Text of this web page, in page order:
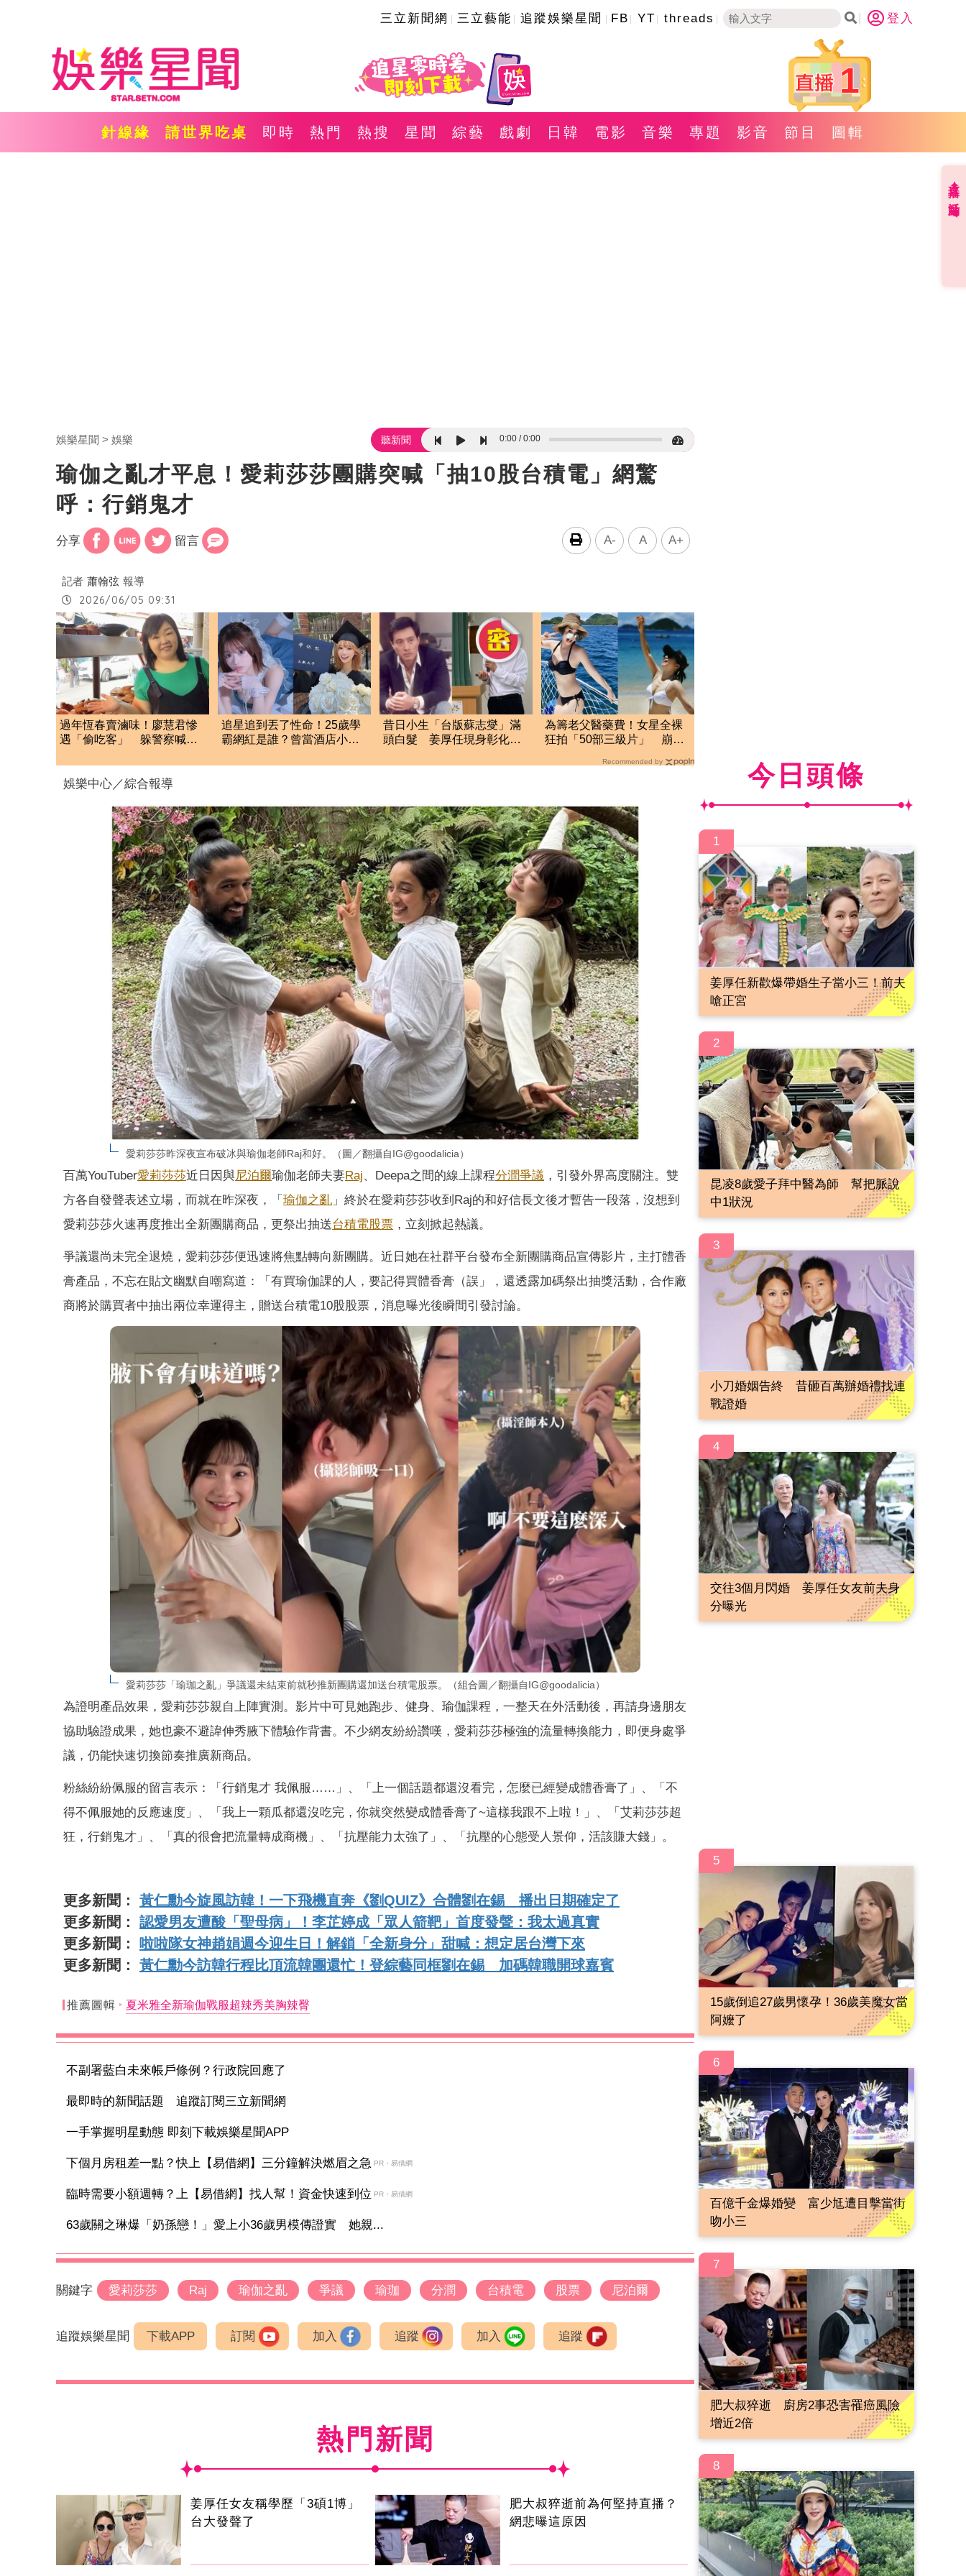
三立新聞網 三立藝能 追蹤娛樂星聞 FB YT threads 登入
1
針線緣 請世界吃桌 即時 熱門 熱搜 星聞 綜藝 戲劇 日韓 電影 音樂 專題 影音 節目 圖輯
娛樂星聞 娛樂 聽新聞 0:00 0:00
瑜伽之亂才平息！愛莉莎莎團購突喊「抽10股台積電」網驚
呼：行銷鬼才
分享 留言 A- A A+
記者 蕭翰弦 報導
2026/06/05 09:31
過年恆春賣滷味！廖慧君慘
遇「偷吃客」 躲警察喊快
追星追到丟了性命！25歲學
霸網紅是誰？曾當酒店小姐
昔日小生「台版蘇志燮」滿
頭白髮 姜厚任現身彰化地
為籌老父醫藥費！女星全裸
狂拍「50部三級片」 崩潰
Recommended by
娛樂中心／綜合報導
愛莉莎莎昨深夜宣布破冰與瑜伽老師Raj和好。（圖／翻攝自IG@goodalicia）
百萬YouTuber愛莉莎莎近日因與尼泊爾瑜伽老師夫妻Raj、Deepa之間的線上課程分潤爭議 ，引發外界高度關注。雙
方各自發聲表述立場，而就在昨深夜，「 瑜伽之亂 」終於在愛莉莎莎收到Raj的和好信長文後才暫告一段落，沒想到
愛莉莎莎火速再度推出全新團購商品，更祭出抽送台積電股票 ，立刻掀起熱議。
爭議還尚未完全退燒，愛莉莎莎便迅速將焦點轉向新團購。近日她在社群平台發布全新團購商品宣傳影片，主打體香
膏產品，不忘在貼文幽默自嘲寫道：「有買瑜伽課的人，要記得買體香膏（誤」，還透露加碼祭出抽獎活動，合作廠
商將於購買者中抽出兩位幸運得主，贈送台積電10股股票，消息曝光後瞬間引發討論。
愛莉莎莎「瑜珈之亂」爭議還未結束前就秒推新團購還加送台積電股票。（組合圖／翻攝自IG@goodalicia）
為證明產品效果，愛莉莎莎親自上陣實測。影片中可見她跑步、健身、瑜伽課程，一整天在外活動後，再請身邊朋友
協助驗證成果，她也豪不避諱伸秀腋下體驗作背書。不少網友紛紛讚嘆，愛莉莎莎極強的流量轉換能力，即便身處爭
議，仍能快速切換節奏推廣新商品。
粉絲紛紛佩服的留言表示：「行銷鬼才 我佩服……」、「上一個話題都還沒看完，怎麼已經變成體香膏了」、「不
得不佩服她的反應速度」、「我上一顆瓜都還沒吃完，你就突然變成體香膏了~這樣我跟不上啦！」、「艾莉莎莎超
狂，行銷鬼才」、「真的很會把流量轉成商機」、「抗壓能力太強了」、「抗壓的心態受人景仰，活該賺大錢」。
更多新聞： 黃仁勳今旋風訪韓！一下飛機直奔《劉QUIZ》合體劉在錫 播出日期確定了
更多新聞： 認愛男友遭酸「聖母病」！李芷婷成「眾人箭靶」首度發聲：我太過真實
更多新聞： 啦啦隊女神趙娟週今迎生日！解鎖「全新身分」甜喊：想定居台灣下來
更多新聞： 黃仁勳今訪韓行程比頂流韓團還忙！登綜藝同框劉在錫 加碼韓職開球嘉賓
推薦圖輯 夏米雅全新瑜伽戰服超辣秀美胸辣臀
不副署藍白未來帳戶條例？行政院回應了
最即時的新聞話題 追蹤訂閱三立新聞網
一手掌握明星動態 即刻下載娛樂星聞APP
下個月房租差一點？快上【易借網】三分鐘解決燃眉之急 PR・易借網
臨時需要小額週轉？上【易借網】找人幫！資金快速到位 PR・易借網
63歲關之琳爆「奶孫戀！」愛上小36歲男模傳證實 她親...
關鍵字 愛莉莎莎 Raj 瑜伽之亂 爭議 瑜珈 分潤 台積電 股票 尼泊爾
追蹤娛樂星聞 下載APP 訂閱 加入 追蹤 加入 追蹤
熱門新聞
姜厚任女友稱學歷「3碩1博」
台大發聲了
肥大叔猝逝前為何堅持直播？
網悲曝這原因
今日頭條
1
姜厚任新歡爆帶婚生子當小三！前夫
嗆正宮
2
昆凌8歲愛子拜中醫為師 幫把脈說
中1狀況
3
小刀婚姻告終 昔砸百萬辦婚禮找連
戰證婚
4
交往3個月閃婚 姜厚任女友前夫身
分曝光
5
15歲倒追27歲男懷孕！36歲美魔女當
阿嬤了
6
百億千金爆婚變 富少尪遭目擊當街
吻小三
7
肥大叔猝逝 廚房2事恐害罹癌風險
增近2倍
8
直播✦活動